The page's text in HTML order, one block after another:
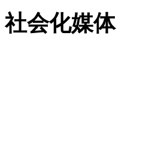
社会化媒体